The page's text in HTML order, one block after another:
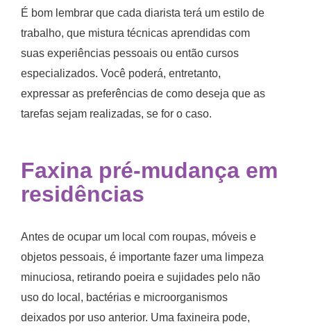
É bom lembrar que cada diarista terá um estilo de
trabalho, que mistura técnicas aprendidas com
suas experiências pessoais ou então cursos
especializados. Você poderá, entretanto,
expressar as preferências de como deseja que as
tarefas sejam realizadas, se for o caso.
Faxina pré-mudança em
residências
Antes de ocupar um local com roupas, móveis e
objetos pessoais, é importante fazer uma limpeza
minuciosa, retirando poeira e sujidades pelo não
uso do local, bactérias e microorganismos
deixados por uso anterior. Uma faxineira pode,